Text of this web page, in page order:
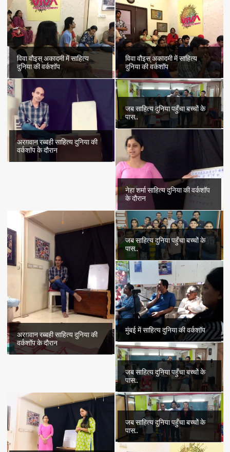
प्लान
विवा वौइस् अकादमी में साहित्य
दुनिया की वर्कशॉप
विवा वौइस् अकादमी में साहित्य
दुनिया की वर्कशॉप
अरग़वान रब्बही साहित्य दुनिया की
वर्कशॉप के दौरान
जब साहित्य दुनिया पहुँचा बच्चों के
पास..
नेहा शर्मा साहित्य दुनिया की वर्कशॉप
के दौरान
अरग़वान रब्बही साहित्य दुनिया की
वर्कशॉप के दौरान
जब साहित्य दुनिया पहुँचा बच्चों के
पास..
मुंबई में साहित्य दुनिया की वर्कशॉप
जब साहित्य दुनिया पहुँचा बच्चों के
पास..
जब साहित्य दुनिया पहुँचा बच्चों के
पास..